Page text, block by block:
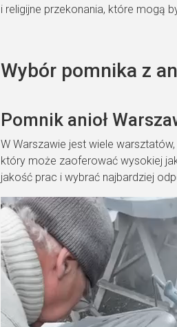
i religijne przekonania, które mogą
Wybór pomnika z
Pomnik anioł
W Warszawie jest wiele
który może zaoferować wysokiej
jakość prac i wybrać najbardziej
В
д
е
о
е